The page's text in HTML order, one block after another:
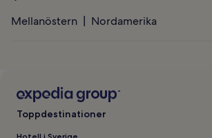
Mellanöstern Nordamerika
Toppdestinationer